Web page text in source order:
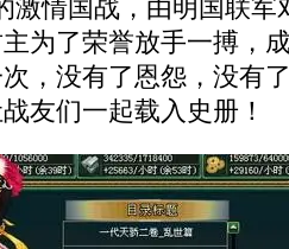
激情国战，由明国联
为了荣誉放手一搏，
，没有了恩怨，没有
友们一起载入史册！